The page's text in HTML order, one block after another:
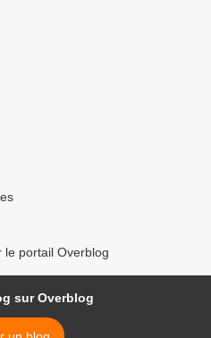
le portail Overblog
sur Overblog